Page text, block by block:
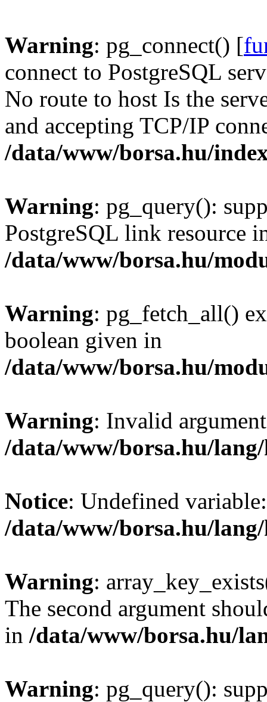
Warning: pg_connect() [
connect to PostgreSQL
No route to host Is the
and accepting TCP/IP
/data/www/borsa.hu/
Warning: pg_query():
PostgreSQL link resource
/data/www/borsa.hu/
Warning: pg_fetch_all()
boolean given in
/data/www/borsa.hu/
Warning: Invalid
/data/www/borsa.hu/
Notice: Undefined
/data/www/borsa.hu/
Warning:
The second argument
in /data/www/borsa.hu/
Warning: pg_query():